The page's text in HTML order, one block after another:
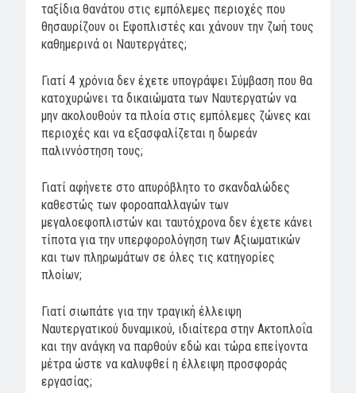
ταξίδια θανάτου στις εμπόλεμες περιοχές που
θησαυρίζουν οι Εφοπλιστές και χάνουν την ζωή τους
καθημερινά οι Ναυτεργάτες;
Γιατί 4 χρόνια δεν έχετε υπογράψει Σύμβαση που θα
κατοχυρώνει τα δικαιώματα των Ναυτεργατών να
μην ακολουθούν τα πλοία στις εμπόλεμες ζώνες και
περιοχές και να εξασφαλίζεται η δωρεάν
παλιννόστηση τους;
Γιατί αφήνετε στο απυρόβλητο το σκανδαλώδες
καθεστώς των φοροαπαλλαγών των
μεγαλοεφοπλιστών και ταυτόχρονα δεν έχετε κάνει
τίποτα για την υπερφορολόγηση των Αξιωματικών
και των πληρωμάτων σε όλες τις κατηγορίες
πλοίων;
Γιατί σιωπάτε για την τραγική έλλειψη
Ναυτεργατικού δυναμικού, ιδιαίτερα στην Ακτοπλοΐα
και την ανάγκη να παρθούν εδώ και τώρα επείγοντα
μέτρα ώστε να καλυφθεί η έλλειψη προσφοράς
εργασίας;